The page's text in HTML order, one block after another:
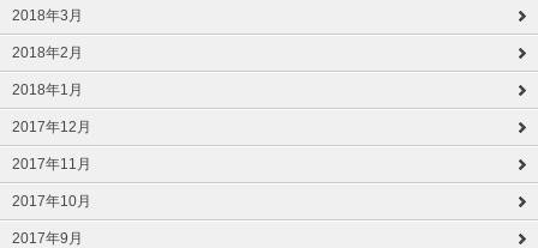
2018年3月
2018年2月
2018年1月
2017年12月
2017年11月
2017年10月
2017年9月